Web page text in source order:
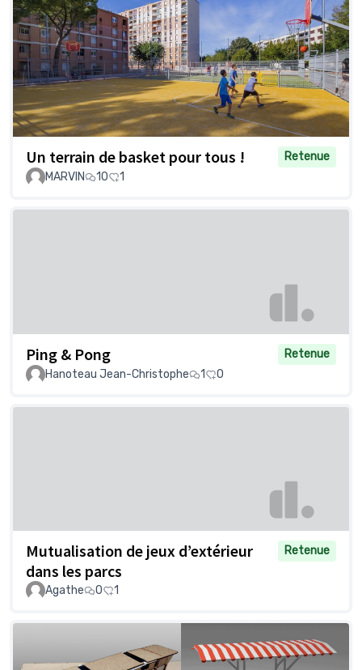
Un terrain de basket pour tous !
Retenue
MARVIN
10 1
Ping & Pong
Retenue
Hanoteau Jean-Christophe
1 0
Mutualisation de jeux d’extérieur
dans les parcs
Retenue
Agathe 0 1